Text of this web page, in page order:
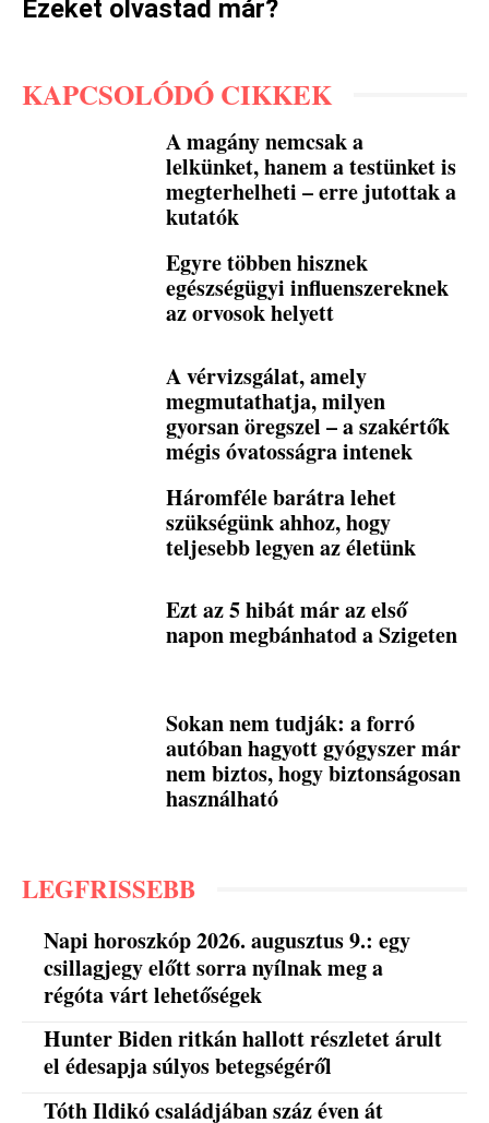
Ezeket olvastad már?
KAPCSOLÓDÓ CIKKEK
A magány nemcsak a
lelkünket, hanem a testünket is
megterhelheti – erre jutottak a
kutatók
Egyre többen hisznek
egészségügyi influenszereknek
az orvosok helyett
A vérvizsgálat, amely
megmutathatja, milyen
gyorsan öregszel – a szakértők
mégis óvatosságra intenek
Háromféle barátra lehet
szükségünk ahhoz, hogy
teljesebb legyen az életünk
Ezt az 5 hibát már az első
napon megbánhatod a Szigeten
Sokan nem tudják: a forró
autóban hagyott gyógyszer már
nem biztos, hogy biztonságosan
használható
LEGFRISSEBB
Napi horoszkóp 2026. augusztus 9.: egy
csillagjegy előtt sorra nyílnak meg a
régóta várt lehetőségek
Hunter Biden ritkán hallott részletet árult
el édesapja súlyos betegségéről
Tóth Ildikó családjában száz éven át